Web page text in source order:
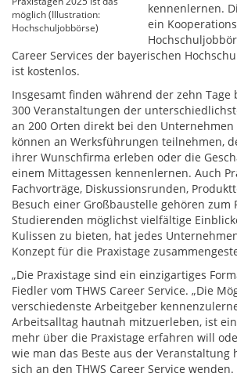
möglich (Illustration:
Hochschuljobbörse)
kennenlernen.
ein
Career Services der bayerischen
ist kostenlos.
Insgesamt finden während der zehn Tage
300 Veranstaltungen der
an 200 Orten direkt bei den
können an Werksführungen teilnehmen,
ihrer Wunschfirma erleben oder die
einem Mittagessen kennenlernen. Auch
Fachvorträge, Diskussionsrunden,
Besuch einer Großbaustelle gehören zum
Studierenden möglichst vielfältige
Kulissen zu bieten, hat jedes
Konzept für die Praxistage
„Die Praxistage sind ein einzigartiges
Fiedler vom THWS Career Service. „Die
verschiedenste Arbeitgeber
Arbeitsalltag hautnah mitzuerleben, ist
mehr über die Praxistage erfahren will
wie man das Beste aus der Veranstaltung
sich an den THWS Career Service wenden.